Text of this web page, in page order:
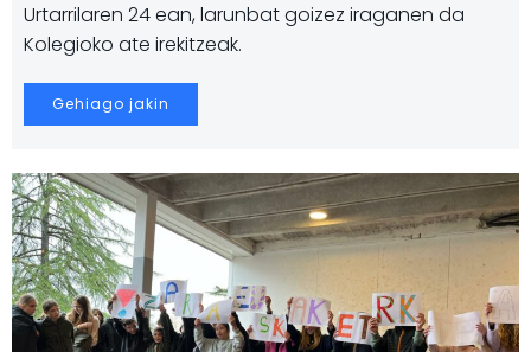
Urtarrilaren 24 ean, larunbat goizez iraganen da
Kolegioko ate irekitzeak.
Gehiago jakin